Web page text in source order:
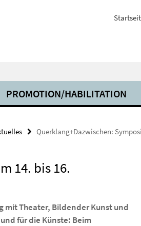
PROMOTION/HABILITATION
Querklang+Dazwischen:
14. bis 16.
mit Theater, Bildender Kunst und
für die Künste: Beim